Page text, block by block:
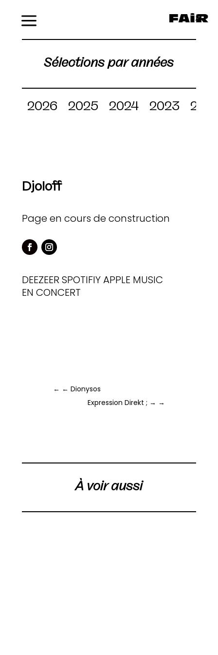
Sélections par années
2026 2025 2024 2023
Djoloff
Page en cours de construction
DEEZEER SPOTIFIYAPPLE MUSIC
EN CONCERT
← ← Dionysos
Expression Direkt ; → →
À voir aussi